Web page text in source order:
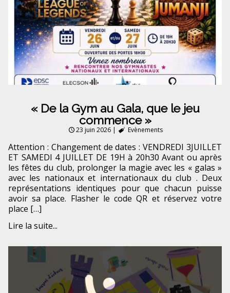
« De la Gym au Gala, que le jeu
commence »
23 juin 2026 | Evènements
Attention : Changement de dates : VENDREDI 3JUILLET
ET SAMEDI 4 JUILLET DE 19H à 20h30 Avant ou après
les fêtes du club, prolonger la magie avec les « galas »
avec les nationaux et internationaux du club . Deux
représentations identiques pour que chacun puisse
avoir sa place. Flasher le code QR et réservez votre
place […]
Lire la suite...